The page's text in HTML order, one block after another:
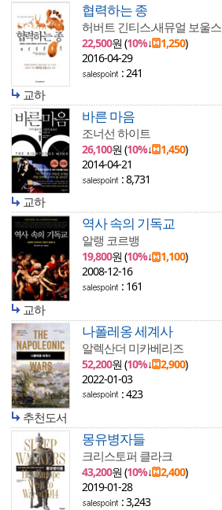
협력하는 종
허버트 긴티스.새뮤얼 보울스
22,500원 (10%↓ 1,250)
2016-04-29
: 241
교하
바른 마음
조너선 하이트
26,100원 (10%↓ 1,450)
2014-04-21
: 8,731
교하
역사 속의 기독교
알랭 코르뱅
19,800원 (10%↓ 1,100)
2008-12-16
: 161
교하
나폴레옹 세계사
알렉산더 미카베리즈
52,200원 (10%↓ 2,900)
2022-01-03
: 423
추천도서
몽유병자들
크리스토퍼 클라크
43,200원 (10%↓ 2,400)
2019-01-28
: 3,243